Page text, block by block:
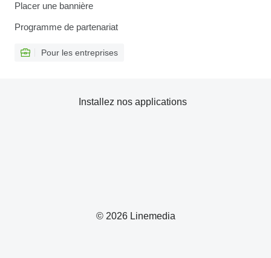
Placer une bannière
Programme de partenariat
Pour les entreprises
© 2026 Linemedia
Installez nos applications